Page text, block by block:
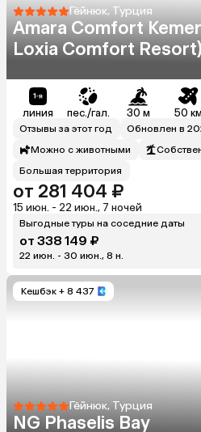
Гёйнюк, Турция
Amara Comfort
Loxia Comfort
линия пес./гал. 30 м 50 км
Отзывы за этот год
Обновлен в
Можно с животными
Большая территория
от 281 404 ₽
15 июн. - 22 июн., 7 ночей
Выгодные туры на соседние даты
от 338 149 ₽
22 июн. - 30 июн., 8 н.
Кешбэк + 8 437
Гёйнюк, Турция
NG Phaselis Bay